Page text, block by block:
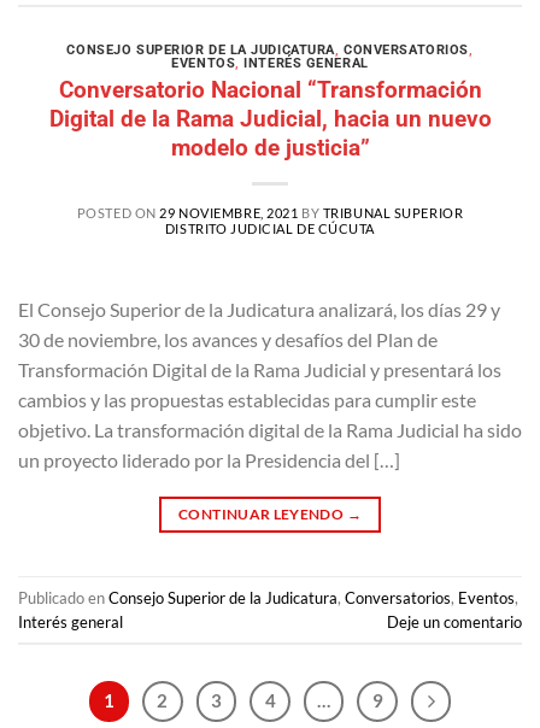
CONSEJO SUPERIOR DE LA JUDICATURA,CONVERSATORIOS,
EVENTOS,INTERÉS GENERAL
Conversatorio Nacional “Transformación
Digital de la Rama Judicial, hacia un nuevo
modelo de justicia”
POSTED ON 29 NOVIEMBRE, 2021 BY TRIBUNAL SUPERIOR
DISTRITO JUDICIAL DE CÚCUTA
El Consejo Superior de la Judicatura analizará, los días 29 y
30 de noviembre, los avances y desafíos del Plan de
Transformación Digital de la Rama Judicial y presentará los
cambios y las propuestas establecidas para cumplir este
objetivo. La transformación digital de la Rama Judicial ha sido
un proyecto liderado por la Presidencia del […]
CONTINUAR LEYENDO →
Publicado enConsejo Superior de la Judicatura, Conversatorios, Eventos,
Interés general
Deje un comentario
1 2 3 4 … 9